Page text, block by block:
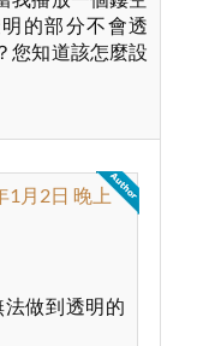
的部分不會透
您知道該怎麼設
1月2日 晚上
做到透明的